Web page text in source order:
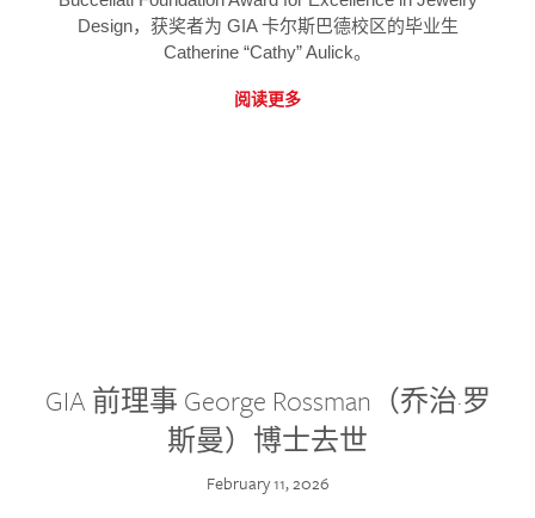
Design，获奖者为 GIA 卡尔斯巴德校区的毕业生
Catherine “Cathy” Aulick。
阅读更多
GIA 前理事 George Rossman（乔治·罗
斯曼）博士去世
February 11, 2026